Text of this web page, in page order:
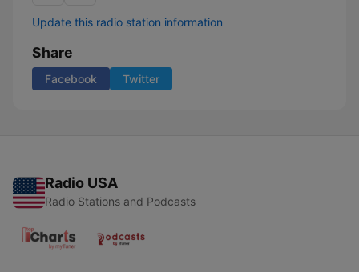
Update this radio station information
Share
Facebook Twitter
Radio USA
Radio Stations and Podcasts